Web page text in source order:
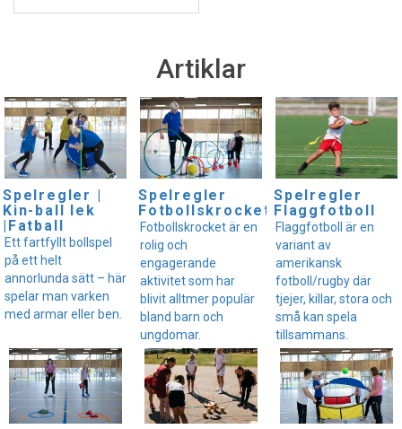
Artiklar
Spelregler |
Kin-ball lek
|Fatball
Ett fartfyllt bollspel
på ett helt
annorlunda sätt – här
spelar man varken
med armar eller ben.
Spelregler
Fotbollskrocket
Fotbollskrocket är en
rolig och
engagerande
aktivitet som har
blivit alltmer populär
bland barn och
ungdomar.
Spelregler
Flaggfotboll
Flaggfotboll är en
variant av
amerikansk
fotboll/rugby där
tjejer, killar, stora och
små kan spela
tillsammans.